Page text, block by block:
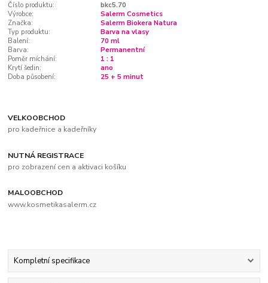
Číslo produktu:
bkc5.70
Výrobce:
Salerm Cosmetics
Značka:
Salerm Biokera Natura
Typ produktu:
Barva na vlasy
Balení:
70 ml
Barva:
Permanentní
Poměr míchání:
1 : 1
Krytí šedin:
ano
Doba působení:
25 + 5 minut
VELKOOBCHOD
pro kadeřnice a kadeřníky
NUTNÁ REGISTRACE
pro zobrazení cen a aktivaci košíku
MALOOBCHOD
www.kosmetikasalerm.cz
Kompletní specifikace